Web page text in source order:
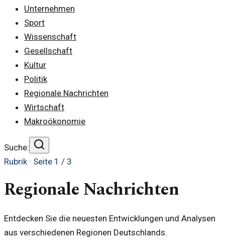
Unternehmen
Sport
Wissenschaft
Gesellschaft
Kultur
Politik
Regionale Nachrichten
Wirtschaft
Makroökonomie
Suche:
Rubrik · Seite 1 / 3
Regionale Nachrichten
Entdecken Sie die neuesten Entwicklungen und Analysen
aus verschiedenen Regionen Deutschlands.